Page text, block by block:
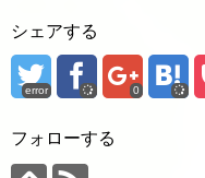
シェアする
error 0
フォローする